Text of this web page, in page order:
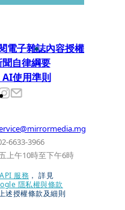
電子雜誌內容授權
自律綱要
AI使用準則
6633-3966
上午10時至下午6時
服務 ， 詳見
隱私權與條款
述授權條款及細則